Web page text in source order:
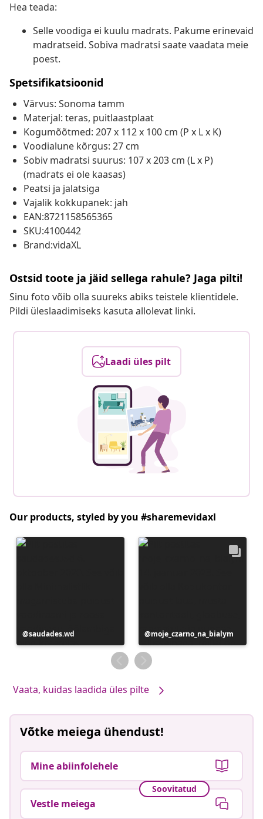
Hea teada:
Selle voodiga ei kuulu madrats. Pakume erinevaid
madratseid. Sobiva madratsi saate vaadata meie
poest.
Spetsifikatsioonid
Värvus: Sonoma tamm
Materjal: teras, puitlaastplaat
Kogumõõtmed: 207 x 112 x 100 cm (P x L x K)
Voodialune kõrgus: 27 cm
Sobiv madratsi suurus: 107 x 203 cm (L x P)
(madrats ei ole kaasas)
Peatsi ja jalatsiga
Vajalik kokkupanek: jah
EAN:8721158565365
SKU:4100442
Brand:vidaXL
Ostsid toote ja jäid sellega rahule? Jaga pilti!
Sinu foto võib olla suureks abiks teistele klientidele.
Pildi üleslaadimiseks kasuta allolevat linki.
Laadi üles pilt
Our products, styled by you #sharemevidaxl
Postitus
avaldatud
saudades.wd
Postitus
avaldatud
moje_czarno_na_bialym
Vaata, kuidas laadida üles pilte
Võtke meiega ühendust!
Mine abiinfolehele
Soovitatud
Vestle meiega